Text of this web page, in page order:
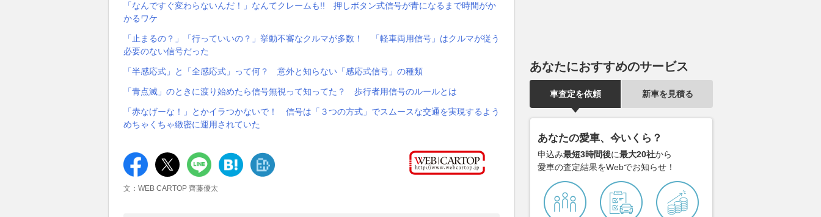
「なんですぐ変わらないんだ！」なんてクレームも!! 押しボタン式信号が青になるまで時間がか
かるワケ
「止まるの？」「行っていいの？」挙動不審なクルマが多数！ 「軽車両用信号」はクルマが従う
必要のない信号だった
「半感応式」と「全感応式」って何？ 意外と知らない「感応式信号」の種類
「青点滅」のときに渡り始めたら信号無視って知ってた？ 歩行者用信号のルールとは
「赤なげーな！」とかイラつかないで！ 信号は「３つの方式」でスムースな交通を実現するよう
めちゃくちゃ緻密に運用されていた
文：WEB CARTOP 齊藤優太
あなたにおすすめのサービス
車査定を依頼 新車を見積る
あなたの愛車、今いくら？
申込み最短3時間後に最大20社から
愛車の査定結果をWebでお知らせ！